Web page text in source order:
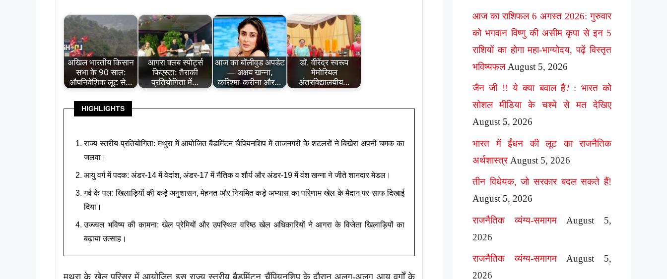
अखिल भारतीय किसान
सभा के 90 साल:
औपनिवेशिक लूट से…
आगरा क्लब स्पोर्ट्स
फिएस्टा: तैराकी
प्रतियोगिता में…
आज का बॉलीवुड अपडेट
— अक्षय खन्ना,
करिश्मा-करीना और…
डॉ. वीरेंद्र स्वरूप
मेमोरियल
अंतरविद्यालयीय…
HIGHLIGHTS
राज्य स्तरीय प्रतियोगिता: मथुरा में आयोजित बैडमिंटन चैंपियनशिप में ताजनगरी के शटलरों ने बिखेरा अपनी चमक का
जलवा।
आयु वर्ग में पदक: अंडर-14 में वेदांश, अंडर-17 में नैतिक व शौर्य और अंडर-19 में वंश खन्ना ने जीते शानदार मेडल।
गर्व के पल: खिलाड़ियों की कड़े अनुशासन, मेहनत और नियमित कड़े अभ्यास का परिणाम खेल के मैदान पर साफ दिखाई
दिया।
उज्ज्वल भविष्य की कामना: खेल प्रेमियों और उपस्थित वरिष्ठ खेल अधिकारियों ने आगरा के विजेता खिलाड़ियों का
बढ़ाया उत्साह।
मथुरा के खेल परिसर में आयोजित इस राज्य स्तरीय बैडमिंटन चैंपियनशिप के दौरान अलग-अलग आयु वर्गों के
आज का राशिफल 6 अगस्त 2026: गुरुवार
को भगवान विष्णु की असीम कृपा से इन 5
राशियों का होगा महा-भाग्योदय, पढ़ें विस्तृत
भविष्यफल August 5, 2026
जैन जी !! ये क्या बवाल है? : भारत को
सोशल मीडिया के चश्मे से मत देखिए
August 5, 2026
भारत में ईंधन की लूट का राजनैतिक
अर्थशास्त्र August 5, 2026
तीन विधेयक, जो सरकार बदल सकते हैं!
August 5, 2026
राजनैतिक व्यंग्य-समागम
August 5,
2026
राजनैतिक व्यंग्य-समागम
August 5,
2026